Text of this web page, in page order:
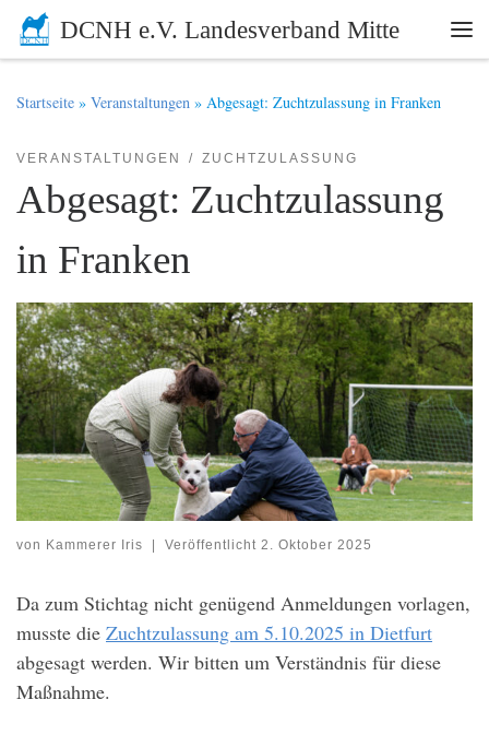
Zum Inhalt springen
DCNH e.V. Landesverband Mitte
Startseite » Veranstaltungen » Abgesagt: Zuchtzulassung in Franken
VERANSTALTUNGEN ZUCHTZULASSUNG
Abgesagt: Zuchtzulassung
in Franken
von Kammerer Iris | Veröffentlicht 2. Oktober 2025
Da zum Stichtag nicht genügend Anmeldungen vorlagen,
musste die Zuchtzulassung am 5.10.2025 in Dietfurt
abgesagt werden. Wir bitten um Verständnis für diese
Maßnahme.